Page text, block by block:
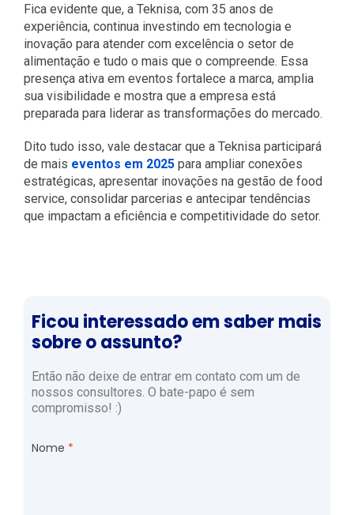
Fica evidente que, a Teknisa, com 35 anos de
experiência, continua investindo em tecnologia e
inovação para atender com excelência o setor de
alimentação e tudo o mais que o compreende. Essa
presença ativa em eventos fortalece a marca, amplia
sua visibilidade e mostra que a empresa está
preparada para liderar as transformações do mercado.
Dito tudo isso, vale destacar que a Teknisa participará
de mais eventos em 2025para ampliar conexões
estratégicas, apresentar inovações na gestão de food
service, consolidar parcerias e antecipar tendências
que impactam a eficiência e competitividade do setor.
Ficou interessado em saber mais
sobre o assunto?
Então não deixe de entrar em contato com um de
nossos consultores. O bate-papo é sem
compromisso! :)
Nome